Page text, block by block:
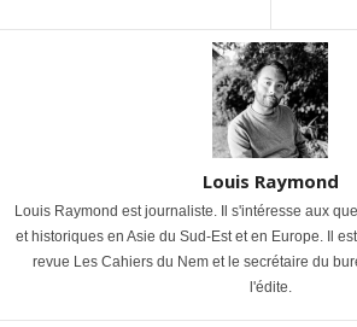
Louis Raymond
Louis Raymond est journaliste. Il s'intéresse aux
et historiques en Asie du Sud-Est et en Europe. Il
revue Les Cahiers du Nem et le secrétaire du
l'édite.